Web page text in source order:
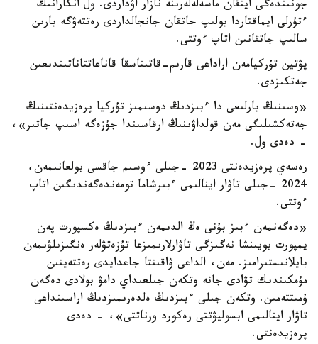
جونىندەگى ايتقان ماسەلەلەرىنە نازار اۋداردى. ول انكارانىڭ
ءتۇرلى ايماقتاردا بولىپ جاتقان جانجالداردى رەتتەۋگە بارىن
سالىپ جاتقانىن اتاپ ءوتتى.
پۋتين تۇركيامەن اراداعى قارىم-قاتىناسقا قاناعاتتاناتىندىعىن
جەتكىزدى.
«وسىنىڭ بارلىعى دا ءبىزدىڭ دوسىمىز تۇركيا پرەزيدەنتىنىڭ
جەتەكشىلىگى مەن قولداۋىنىڭ ارقاسىندا جۇزەگە اسىپ جاتىر»،
- دەدى ول.
رەسەي پرەزيدەنتى 2023 -جىلى ءوسىم جاقسى بولعانىمەن،
2024 -جىلى تاۋار اينالىمى ءبىرشاما تومەندەگەندىگىن اتاپ
ءوتتى.
«دەگەنمەن ءبىز بۇنى ەڭ الدىمەن ءبىزدىڭ ەكسپورت پەن
يمپورت بويىنشا نەگىزگى تاۋارلارىمىزعا تۇزەتۋلەر ەنگىزىلۋىمەن
بايلانىستىرامىز. مەن، الداعى ۋاقىتتا جاعدايدى رەتتەيتىن
مۇمكىندىك تۋادى جانە وتكەن جىلعىداي دامۋ بولادى دەگەن
ۇمىتتەمىن. وتكەن جىلى ءبىزدىڭ ەلدەرىمىزدىڭ اراسىنداعى
تاۋار اينالىمى ابسوليۋتتى رەكورد ورناتتى»، - دەدى
پرەزيدەنتى.